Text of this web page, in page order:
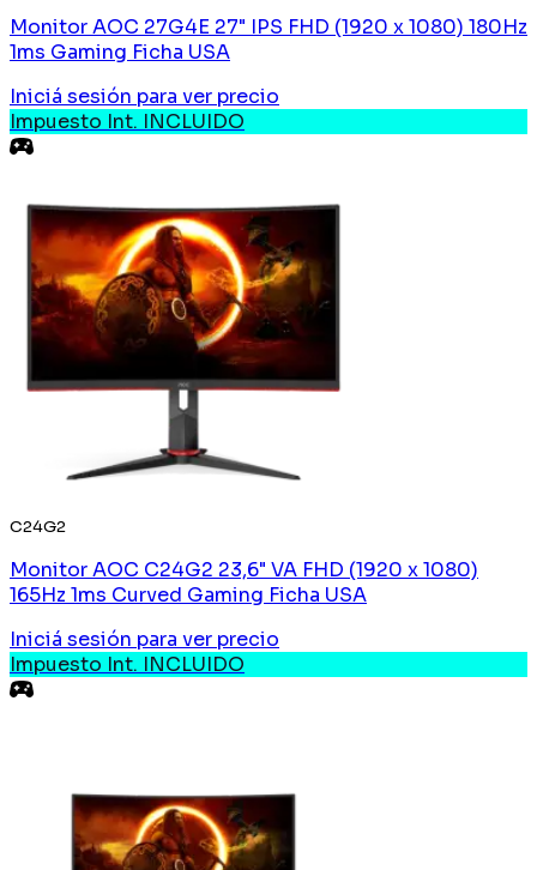
Monitor AOC 27G4E 27" IPS FHD (1920 x 1080) 180Hz
1ms Gaming Ficha USA
Iniciá sesión para ver precio
Impuesto Int. INCLUIDO
C24G2
Monitor AOC C24G2 23,6" VA FHD (1920 x 1080)
165Hz 1ms Curved Gaming Ficha USA
Iniciá sesión para ver precio
Impuesto Int. INCLUIDO